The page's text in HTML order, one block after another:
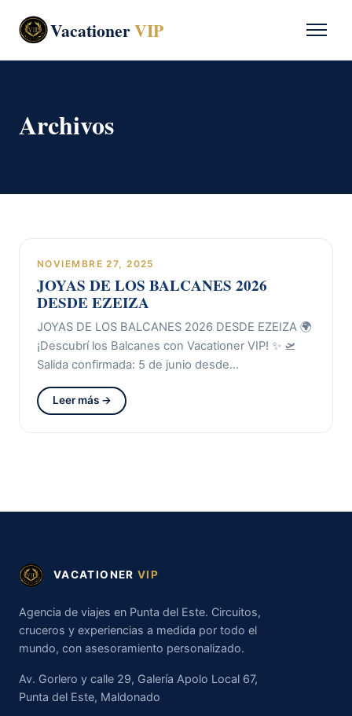
VacationerVIP
Archivos
NOVIEMBRE 27, 2025
JOYAS DE LOS BALCANES 2026
DESDE EZEIZA
JOYAS DE LOS BALCANES 2026 DESDE EZEIZA 🌍
¡Descubrí los Balcanes con Vacationer VIP! ✨ 🛫
Salida confirmada: 5 de junio desde…
Leer más →
VACATIONER VIP
Agencia de viajes en Punta del Este. Circuitos,
cruceros y experiencias a medida por todo el
mundo, con asesoramiento personalizado.
Av. Gorlero y calle 29, Galería Apolo Local 67,
Punta del Este, Maldonado